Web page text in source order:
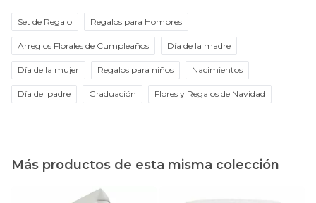
Set de Regalo Regalos para Hombres
Arreglos Florales de Cumpleaños Día de la madre
Día de la mujer Regalos para niños Nacimientos
Día del padre Graduación Flores y Regalos de Navidad
Más productos de esta misma colección